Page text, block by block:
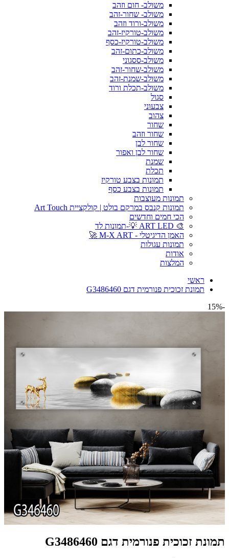
משולב- חום וזהב
משולב- שחור-זהב
משולב-ורוד וזהב
משולב-טורקיז-זהב
משולב-טורקיז-כסף
משולב-כתום-זהב
משולב-ססגוני
משולב-שחור-זהב
משולב-שמנת-זהב
משולב-תכלת ורוד
סגול
צבעוני
צהוב
שחור
שחור וזהב
שחור לבן
שחור לבן ואפור
שמנת
תכלת
תמונות בצבע טורקיז
תמונות בצבע כסף
תמונות מעוצבות
תמונות קנבס במרקם בולט | קולקציית Art Touch
הכי חמים וחדשים
🎨 ART LED 💡-תמונות לד
האמן הדיגיטלי - M-X ART 🚀
תמונות עגולות
אודות
המלצות
ראשי
תמונת זכוכית פנורמית דגם G3486460
-15%
תמונת זכוכית פנורמית דגם G3486460